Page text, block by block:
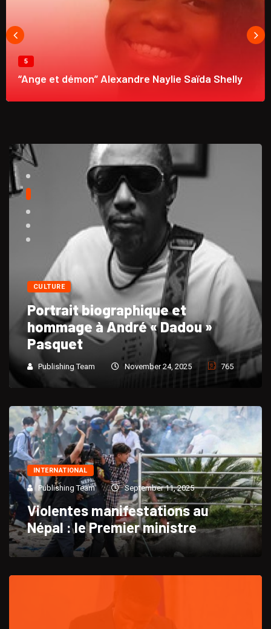
5
“Ange et démon” Alexandre Naylie Saïda Shelly
CULTURE
Portrait biographique et
hommage à André « Dadou »
Pasquet
Publishing Team November 24, 2025 765
INTERNATIONAL
Publishing Team September 11, 2025
Violentes manifestations au
Népal : le Premier ministre